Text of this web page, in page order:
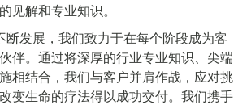
见解和专业知识。
断发展，我们致力于在每个阶段成为客
伴。通过将深厚的行业专业知识、尖端
相结合，我们与客户并肩作战，应对挑
变生命的疗法得以成功交付。我们携手